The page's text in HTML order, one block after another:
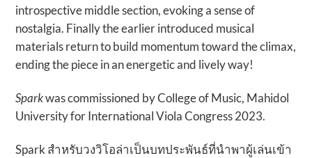
introspective middle section, evoking a sense of
nostalgia. Finally the earlier introduced musical
materials return to build momentum toward the climax,
ending the piece in an energetic and lively way!
Sparkwas commissioned by College of Music, Mahidol
University for International Viola Congress 2023.
Spark สำหรับวงวิโอล่าเป็นบทประพันธ์ที่นำพาผู้เล่นเข้า